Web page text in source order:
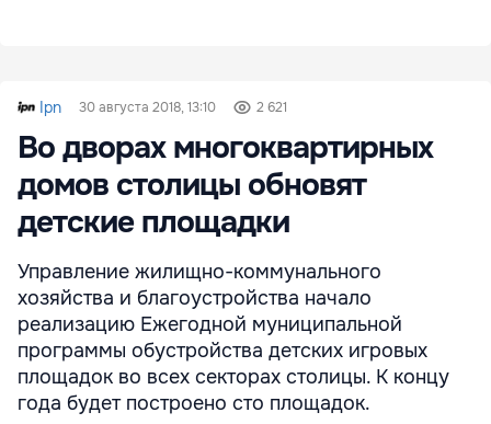
Ipn 30 августа 2018, 13:10 2 621
Во дворах многоквартирных
домов столицы обновят
детские площадки
Управление жилищно-коммунального
хозяйства и благоустройства начало
реализацию Ежегодной муниципальной
программы обустройства детских игровых
площадок во всех секторах столицы. К концу
года будет построено сто площадок.